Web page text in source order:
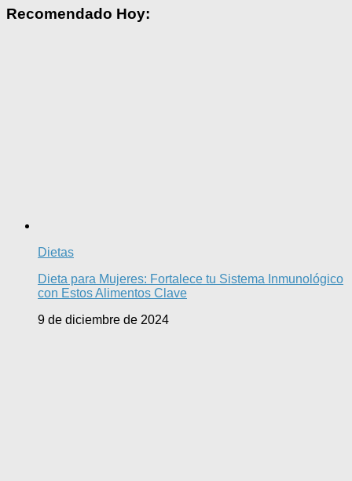
Recomendado Hoy:
Dietas
Dieta para Mujeres: Fortalece tu Sistema Inmunológico
con Estos Alimentos Clave
9 de diciembre de 2024